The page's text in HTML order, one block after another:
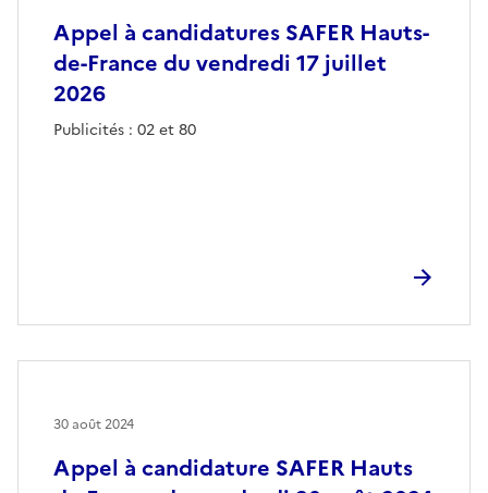
Appel à candidatures SAFER Hauts-
de-France du vendredi 17 juillet
2026
Publicités : 02 et 80
Appel à candidature SAFER Hauts
30 août 2024